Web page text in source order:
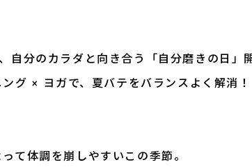
自分のカラダと向き合う「自分磨きの日」
ング × ヨガで、夏バテをバランスよく解消！
て体調を崩しやすいこの季節。